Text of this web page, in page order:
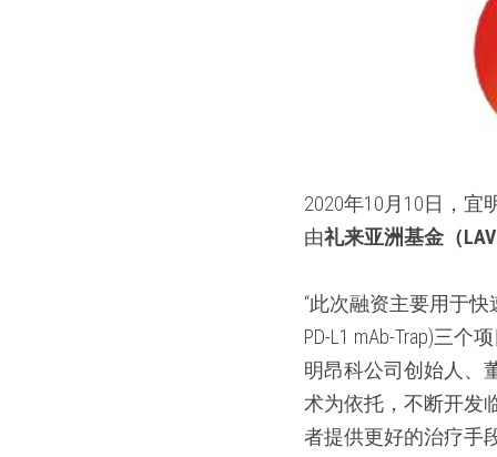
2020年10月10日，
由礼来亚洲基金（
“此次融资主要用于快
PD-L1 mAb-Trap)三
明昂科公司创始人、
术为依托，不断开发
者提供更好的治疗手